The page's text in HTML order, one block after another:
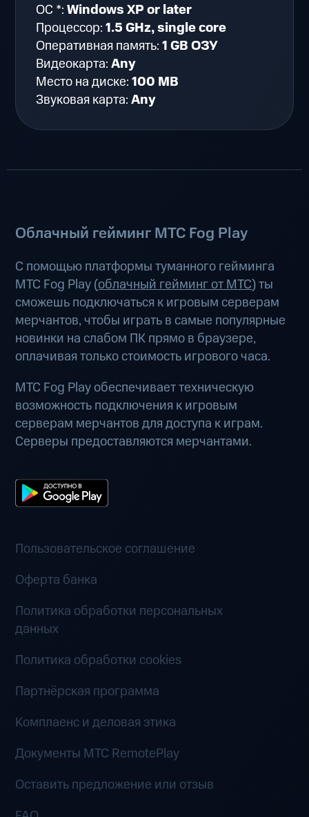
ОС *:Windows XP or later
Процессор:1.5 GHz, single core
Оперативная память:1 GB ОЗУ
Видеокарта:Any
Место на диске:100 MB
Звуковая карта:Any
Облачный гейминг МТС Fog Play
С помощью платформы туманного гейминга
МТС Fog Play (облачный гейминг от МТС) ты
сможешь подключаться к игровым серверам
мерчантов, чтобы играть в самые популярные
новинки на слабом ПК прямо в браузере,
оплачивая только стоимость игрового часа.
МТС Fog Play обеспечивает техническую
возможность подключения к игровым
серверам мерчантов для доступа к играм.
Серверы предоставляются мерчантами.
Пользовательское соглашение
Оферта банка
Политика обработки персональных
данных
Политика обработки cookies
Партнёрская программа
Комплаенс и деловая этика
Документы MTC RemotePlay
Оставить предложение или отзыв